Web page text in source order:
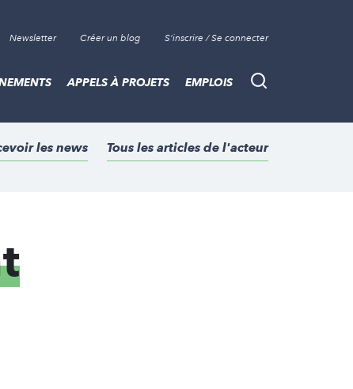
Newsletter Créer un blog S'inscrire / Se connecter
Recherche
APPELS À PROJETS EMPLOIS
les news Tous les articles de l'acteur